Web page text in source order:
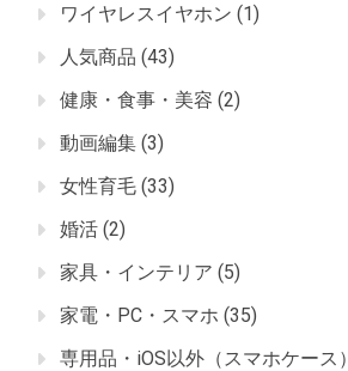
ワイヤレスイヤホン (1)
人気商品 (43)
健康・食事・美容 (2)
動画編集 (3)
女性育毛 (33)
婚活 (2)
家具・インテリア (5)
家電・PC・スマホ (35)
専用品・iOS以外（スマホケース）